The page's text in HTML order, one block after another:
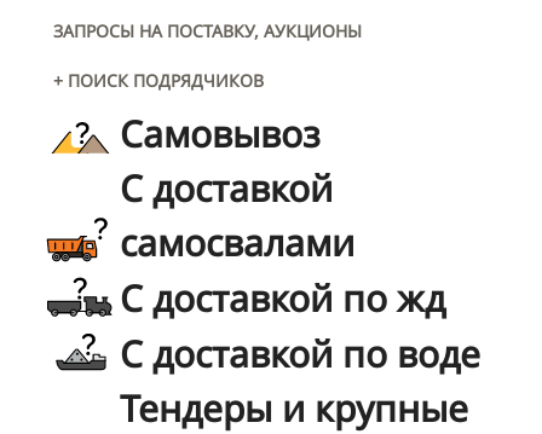
ЗАПРОСЫ НА ПОСТАВКУ, АУКЦИОНЫ
+ ПОИСК ПОДРЯДЧИКОВ
Самовывоз
С доставкой
самосвалами
С доставкой по жд
С доставкой по воде
Тендеры и крупные